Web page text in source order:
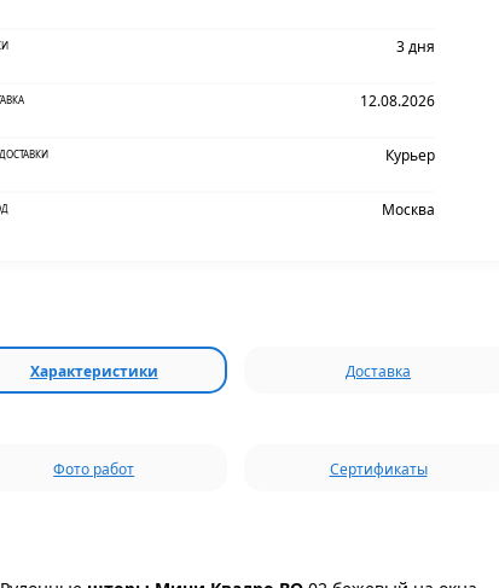
3 дня
12.08.2026
Курьер
Москва
Характеристики Доставка
Фото работ Сертификаты